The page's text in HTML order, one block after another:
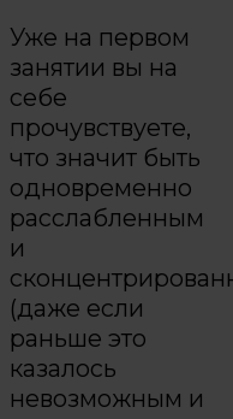
Уже на первом
занятии вы на
себе
прочувствуете,
что значит быть
одновременно
расслабленным
и
(даже если
раньше это
казалось
невозможным и